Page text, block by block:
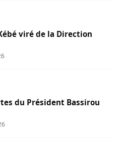
viré de la Direction
du Président Bassirou